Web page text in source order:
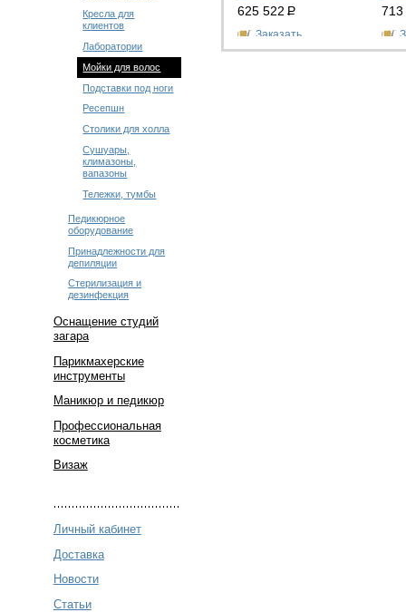
Кресла для
клиентов
Лаборатории
Мойки для волос
Подставки под ноги
Ресепшн
Столики для холла
Сушуары,
климазоны,
вапазоны
Тележки, тумбы
Педикюрное
оборудование
Принадлежности для
депиляции
Стерилизация и
дезинфекция
Оснащение студий
загара
Парикмахерские
инструменты
Маникюр и педикюр
Профессиональная
косметика
Визаж
Личный кабинет
Доставка
Новости
Статьи
625 522 Р
Заказать
713